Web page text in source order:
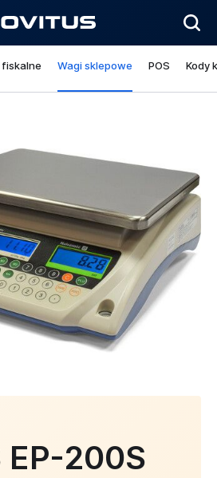
Wagi sklepowe POS Kody
EP-200S